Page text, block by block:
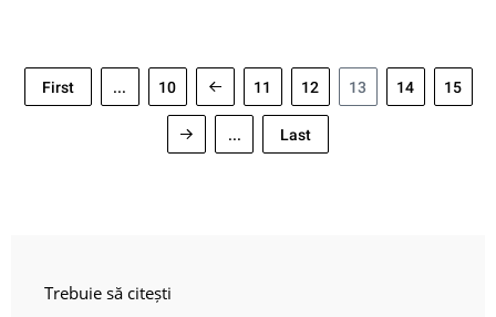
First ... 10 11 12 13 14 15
... Last
Trebuie să citești